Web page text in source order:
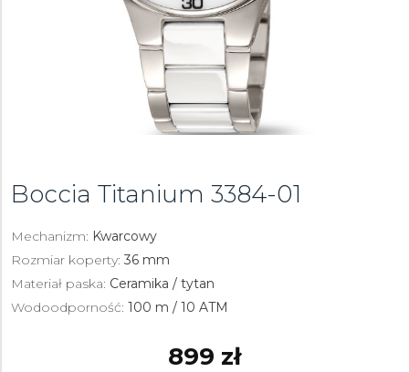
Boccia Titanium 3384-01
Mechanizm: Kwarcowy
Rozmiar koperty: 36 mm
Materiał paska: Ceramika / tytan
Wodoodporność: 100 m / 10 ATM
899 zł